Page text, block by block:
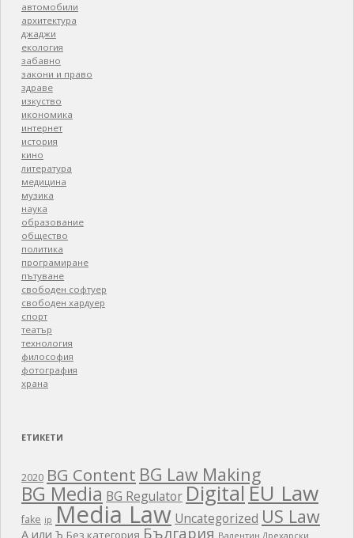
автомобили
архитектура
джаджи
екология
забавно
закони и право
здраве
изкуство
икономика
интернет
история
кино
литература
медицина
музика
наука
образование
общество
политика
програмиране
пътуване
свободен софтуер
свободен хардуер
спорт
театър
технология
философия
фотография
храна
ЕТИКЕТИ
2020 BG Content BG Law Making
BG Media BG RegulatorDigitalEU Law
fake ip Media Law Uncategorized US Law
А или Ъ Без категория България Валентин Дрехарски